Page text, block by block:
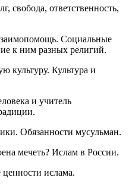
свобода, ответственность,
Социальные
к ним разных религий.
культуру. Культура и
и учитель
Обязанности мусульман.
мечеть? Ислам в России.
ислама.